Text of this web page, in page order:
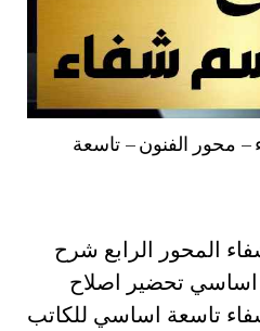
الفنون – تاسعة
المحور الرابع شرح
نصوص محور الفنون 9 اساسي تحضير اصلاح
تاسعة اساسي للكاتب